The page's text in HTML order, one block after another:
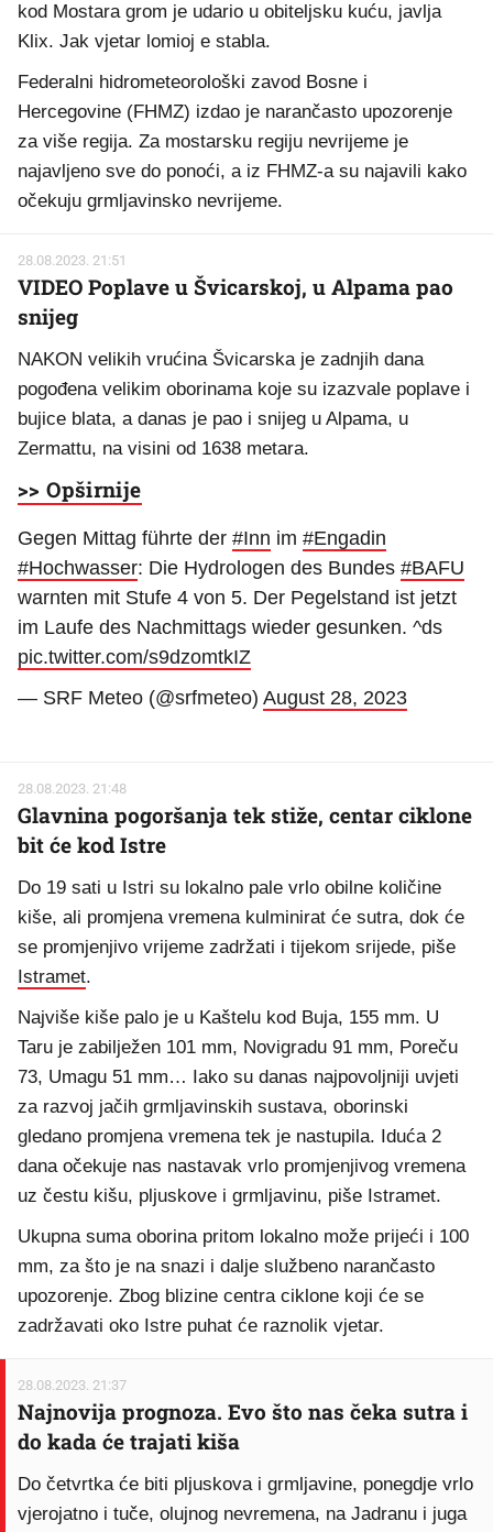
kod Mostara grom je udario u obiteljsku kuću, javlja
Klix. Jak vjetar lomioj e stabla.
Federalni hidrometeorološki zavod Bosne i
Hercegovine (FHMZ) izdao je narančasto upozorenje
za više regija. Za mostarsku regiju nevrijeme je
najavljeno sve do ponoći, a iz FHMZ-a su najavili kako
očekuju grmljavinsko nevrijeme.
28.08.2023. 21:51
VIDEO Poplave u Švicarskoj, u Alpama pao
snijeg
NAKON velikih vrućina Švicarska je zadnjih dana
pogođena velikim oborinama koje su izazvale poplave i
bujice blata, a danas je pao i snijeg u Alpama, u
Zermattu, na visini od 1638 metara.
>> Opširnije
Gegen Mittag führte der #Inn im #Engadin
#Hochwasser: Die Hydrologen des Bundes #BAFU
warnten mit Stufe 4 von 5. Der Pegelstand ist jetzt
im Laufe des Nachmittags wieder gesunken. ^ds
pic.twitter.com/s9dzomtkIZ
— SRF Meteo (@srfmeteo) August 28, 2023
28.08.2023. 21:48
Glavnina pogoršanja tek stiže, centar ciklone
bit će kod Istre
Do 19 sati u Istri su lokalno pale vrlo obilne količine
kiše, ali promjena vremena kulminirat će sutra, dok će
se promjenjivo vrijeme zadržati i tijekom srijede, piše
Istramet.
Najviše kiše palo je u Kaštelu kod Buja, 155 mm. U
Taru je zabilježen 101 mm, Novigradu 91 mm, Poreču
73, Umagu 51 mm… Iako su danas najpovoljniji uvjeti
za razvoj jačih grmljavinskih sustava, oborinski
gledano promjena vremena tek je nastupila. Iduća 2
dana očekuje nas nastavak vrlo promjenjivog vremena
uz čestu kišu, pljuskove i grmljavinu, piše Istramet.
Ukupna suma oborina pritom lokalno može prijeći i 100
mm, za što je na snazi i dalje službeno narančasto
upozorenje. Zbog blizine centra ciklone koji će se
zadržavati oko Istre puhat će raznolik vjetar.
28.08.2023. 21:37
Najnovija prognoza. Evo što nas čeka sutra i
do kada će trajati kiša
Do četvrtka će biti pljuskova i grmljavine, ponegdje vrlo
vjerojatno i tuče, olujnog nevremena, na Jadranu i juga